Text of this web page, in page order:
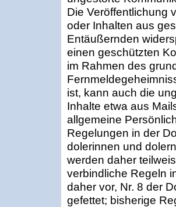
Die Veröffentlichung
oder Inhalten aus
Entäußernden
einen geschützten
im Rahmen des
ist, kann auch die
Inhalte etwa aus
allgemeine
Regelungen in der
dolerinnen und
werden daher
verbindliche Regeln
daher vor, Nr. 8 der
gefettet; bisherige